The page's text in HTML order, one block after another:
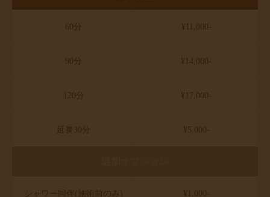
60分 ¥11,000-
90分 ¥14,000-
120分 ¥17,000-
延長30分 ¥5,000-
シャワー同伴(施術前のみ) ¥1,000-